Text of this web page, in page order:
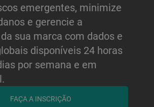
emergentes, minimize
e gerencie a
sua marca com dados e
disponíveis 24 horas
por semana e em
FAÇA A INSCRIÇÃO